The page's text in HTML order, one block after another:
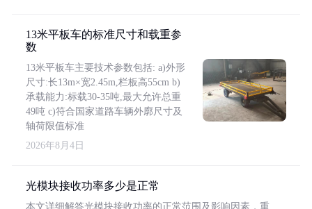
13米平板车的标准尺寸和载重参
数
13米平板车主要技术参数包括: a)外形
尺寸:长13m×宽2.45m,栏板高55cm b)
承载能力:标载30-35吨,最大允许总重
49吨 c)符合国家道路车辆外廓尺寸及
轴荷限值标准
2026年8月4日
光模块接收功率多少是正常
本文详细解答光模块接收功率的正常范围及影响因素，重